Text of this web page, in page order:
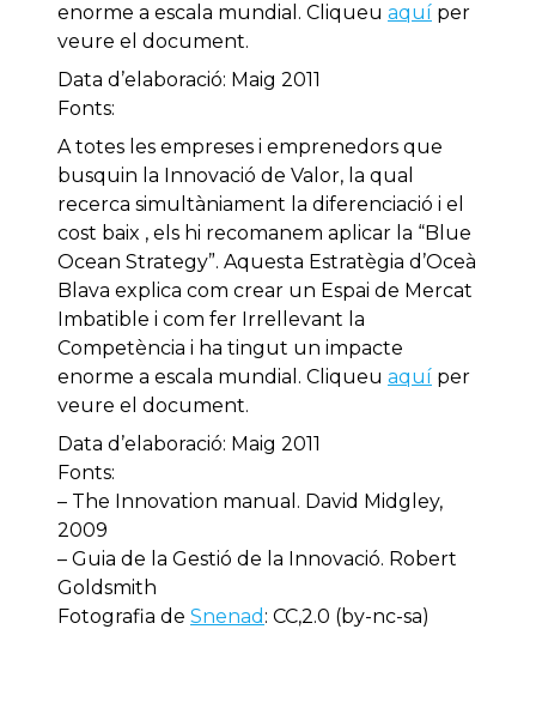
enorme a escala mundial. Cliqueu aquí per
veure el document.
Data d’elaboració: Maig 2011
Fonts:
A totes les empreses i emprenedors que
busquin la Innovació de Valor, la qual
recerca simultàniament la diferenciació i el
cost baix , els hi recomanem aplicar la “Blue
Ocean Strategy”. Aquesta Estratègia d’Oceà
Blava explica com crear un Espai de Mercat
Imbatible i com fer Irrellevant la
Competència i ha tingut un impacte
enorme a escala mundial. Cliqueu aquí per
veure el document.
Data d’elaboració: Maig 2011
Fonts:
– The Innovation manual. David Midgley,
2009
– Guia de la Gestió de la Innovació. Robert
Goldsmith
Fotografia de Snenad : CC,2.0 (by-nc-sa)